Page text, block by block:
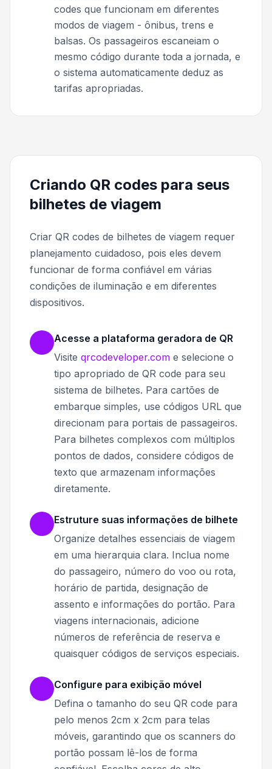
codes que funcionam em diferentes
modos de viagem - ônibus, trens e
balsas. Os passageiros escaneiam o
mesmo código durante toda a jornada, e
o sistema automaticamente deduz as
tarifas apropriadas.
Criando QR codes para seus
bilhetes de viagem
Criar QR codes de bilhetes de viagem requer
planejamento cuidadoso, pois eles devem
funcionar de forma confiável em várias
condições de iluminação e em diferentes
dispositivos.
Acesse a plataforma geradora de QR
Visite qrcodeveloper.com e selecione o
tipo apropriado de QR code para seu
sistema de bilhetes. Para cartões de
embarque simples, use códigos URL que
direcionam para portais de passageiros.
Para bilhetes complexos com múltiplos
pontos de dados, considere códigos de
texto que armazenam informações
diretamente.
Estruture suas informações de bilhete
Organize detalhes essenciais de viagem
em uma hierarquia clara. Inclua nome
do passageiro, número do voo ou rota,
horário de partida, designação de
assento e informações do portão. Para
viagens internacionais, adicione
números de referência de reserva e
quaisquer códigos de serviços especiais.
Configure para exibição móvel
Defina o tamanho do seu QR code para
pelo menos 2cm x 2cm para telas
móveis, garantindo que os scanners do
portão possam lê-los de forma